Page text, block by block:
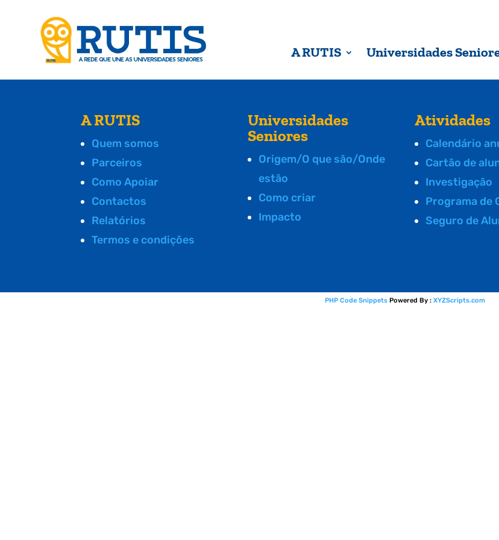
A RUTIS Universidades
A RUTIS
Quem somos
Parceiros
Como Apoiar
Contactos
Relatórios
Termos e condições
Universidades
Seniores
Origem/O que são/Onde
estão
Como criar
Impacto
Atividades
Calendário
Cartão de
Investigação
Programa de
Seguro de
PHP Code Snippets Powered By : XYZScripts.com